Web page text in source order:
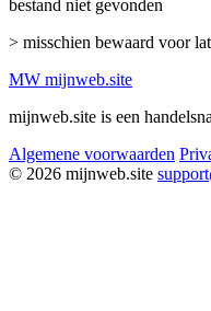
bestand niet gevonden
> misschien bewaard voor
MW mijnweb.site
mijnweb.site is een
Algemene voorwaarden
© 2026 mijnweb.site